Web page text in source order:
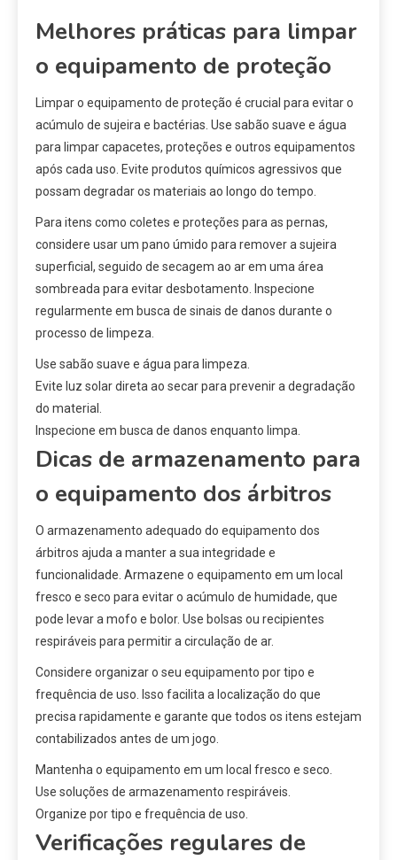
Melhores práticas para limpar
o equipamento de proteção
Limpar o equipamento de proteção é crucial para evitar o
acúmulo de sujeira e bactérias. Use sabão suave e água
para limpar capacetes, proteções e outros equipamentos
após cada uso. Evite produtos químicos agressivos que
possam degradar os materiais ao longo do tempo.
Para itens como coletes e proteções para as pernas,
considere usar um pano úmido para remover a sujeira
superficial, seguido de secagem ao ar em uma área
sombreada para evitar desbotamento. Inspecione
regularmente em busca de sinais de danos durante o
processo de limpeza.
Use sabão suave e água para limpeza.
Evite luz solar direta ao secar para prevenir a degradação
do material.
Inspecione em busca de danos enquanto limpa.
Dicas de armazenamento para
o equipamento dos árbitros
O armazenamento adequado do equipamento dos
árbitros ajuda a manter a sua integridade e
funcionalidade. Armazene o equipamento em um local
fresco e seco para evitar o acúmulo de humidade, que
pode levar a mofo e bolor. Use bolsas ou recipientes
respiráveis para permitir a circulação de ar.
Considere organizar o seu equipamento por tipo e
frequência de uso. Isso facilita a localização do que
precisa rapidamente e garante que todos os itens estejam
contabilizados antes de um jogo.
Mantenha o equipamento em um local fresco e seco.
Use soluções de armazenamento respiráveis.
Organize por tipo e frequência de uso.
Verificações regulares de